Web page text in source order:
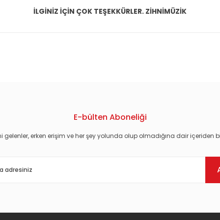
İLGİNİZ İÇİN ÇOK TEŞEKKÜRLER. ZİHNİMÜZİK
E-bülten Aboneliği
gelenler, erken erişim ve her şey yolunda olup olmadığına dair içeriden